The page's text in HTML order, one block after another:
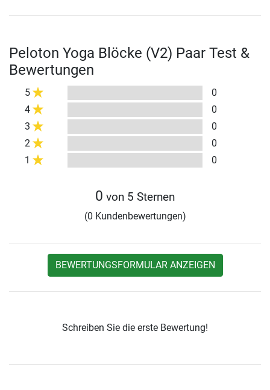
Peloton Yoga Blöcke (V2) Paar Test &
Bewertungen
5
0
4
0
3
0
2
0
1
0
0 von 5 Sternen
(0 Kundenbewertungen)
BEWERTUNGSFORMULAR ANZEIGEN
Schreiben Sie die erste Bewertung!